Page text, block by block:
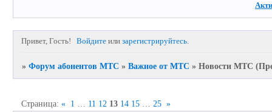
Привет, Гость! Войдите илизарегистрируйтесь.
»Форум абонентов МТС »Важное от МТС »Новости МТС
Страница:« 1 11 12 13 14 15 25 »